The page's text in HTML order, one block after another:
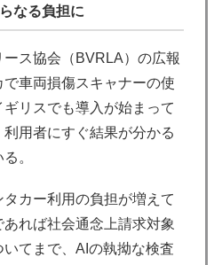
なる負担に
ス協会（BVRLA）の広報
車両損傷スキャナーの使
リスでも導入が始まって
用者にすぐ結果が分かる
。
カー利用の負担が増えて
れば社会通念上請求対象
てまで、AIの執拗な検査